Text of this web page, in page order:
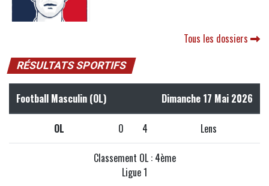
Tous les dossiers
RÉSULTATS SPORTIFS
Football Masculin (OL) Dimanche 17 Mai 2026
OL 0 4 Lens
Classement OL : 4ème
Ligue 1